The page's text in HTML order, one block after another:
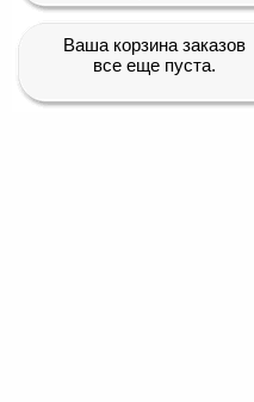
Ваша корзина заказов
все еще пуста.